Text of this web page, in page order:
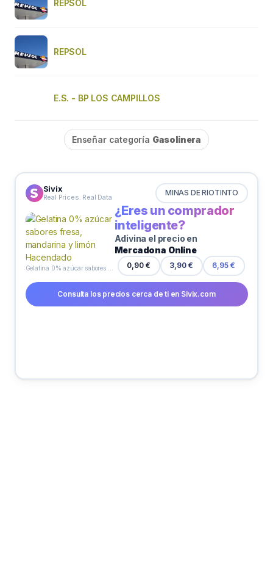
REPSOL
REPSOL
E.S. - BP LOS CAMPILLOS
Enseñar categoría Gasolinera
Sivix
Real Prices. Real Data MINAS DE RIOTINTO
¿Eres un comprador
inteligente?
Adivina el precio en
Mercadona Online
0,90 € 3,90 € 6,95 €
Consulta los precios cerca de ti en Sivix.com